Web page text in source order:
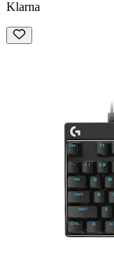
Klarna